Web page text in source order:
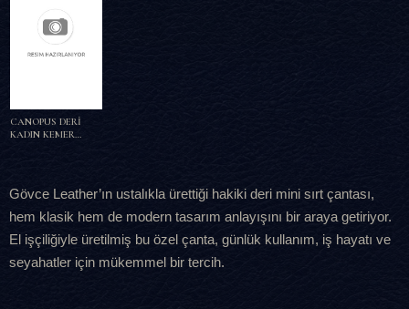
CANOPUS DERİ
KADIN KEMER
Gövce Leather’ın ustalıkla ürettiği hakiki deri mini sırt çantası,
hem klasik hem de modern tasarım anlayışını bir araya getiriyor.
El işçiliğiyle üretilmiş bu özel çanta, günlük kullanım, iş hayatı ve
seyahatler için mükemmel bir tercih.